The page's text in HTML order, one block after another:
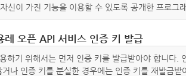
신이 가진 기능을 이용할 수 있도록 공개한 프로그
례 오픈 API 서비스 인증 키 발급
하기 위해서는 먼저 인증 키를 발급받아야 합니다
나 인증 키를 분실한 경우에는 인증 키를 재발급받